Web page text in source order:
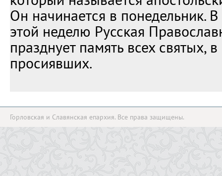
Он начинается в понедельник.
этой неделю Русская
празднует память всех святых,
просиявших.
Горловская и Славянская епархия. Все права защищены.